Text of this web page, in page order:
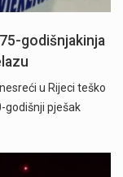
godišnjakinja
u Rijeci teško
godišnji pješak